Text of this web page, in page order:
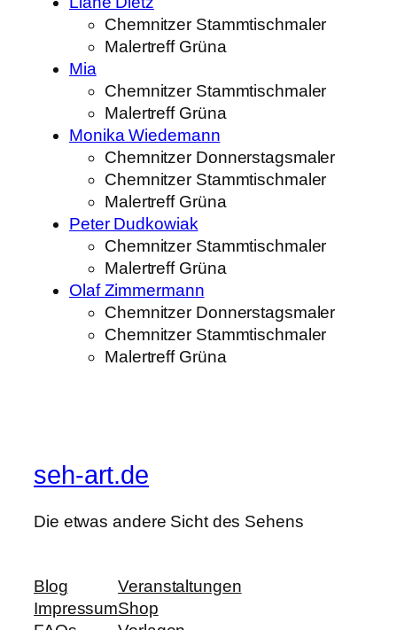
Chemnitzer Stammtischmaler
Malertreff Grüna
Mia
Chemnitzer Stammtischmaler
Malertreff Grüna
Monika Wiedemann
Chemnitzer Donnerstagsmaler
Chemnitzer Stammtischmaler
Malertreff Grüna
Peter Dudkowiak
Chemnitzer Stammtischmaler
Malertreff Grüna
Olaf Zimmermann
Chemnitzer Donnerstagsmaler
Chemnitzer Stammtischmaler
Malertreff Grüna
seh-art.de
Die etwas andere Sicht des Sehens
Blog
Impressum
Veranstaltungen
Shop